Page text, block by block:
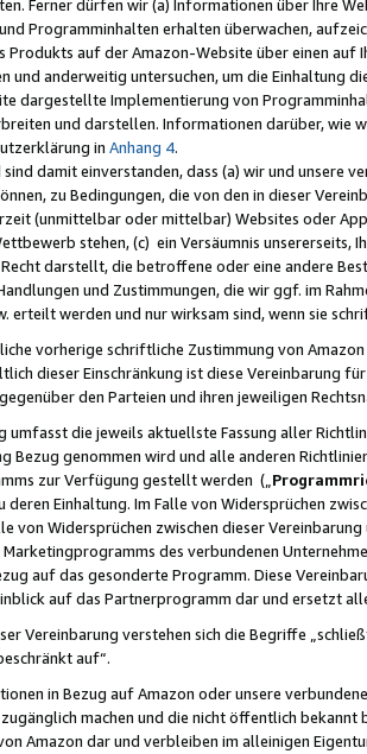
Ferner dürfen wir (a) Informationen über Ihre
Programminhalten erhalten überwachen,
Produkts auf der Amazon-Website über einen
und anderweitig untersuchen, um die Einhaltung
dargestellte Implementierung von
und darstellen. Informationen darüber, wie
in Anhang 4.
sind damit einverstanden, dass (a) wir und
zu Bedingungen, die von den in dieser
(unmittelbar oder mittelbar) Websites oder
stehen, (c) ein Versäumnis unsererseits,
darstellt, die betroffene oder eine andere
und Zustimmungen, die wir ggf. im
erteilt werden und nur wirksam sind, wenn sie
vorherige schriftliche Zustimmung von
dieser Einschränkung ist diese Vereinbarung
den Parteien und ihren jeweiligen
umfasst die jeweils aktuellste Fassung aller
Bezug genommen wird und alle anderen
zur Verfügung gestellt werden („
deren Einhaltung. Im Falle von Widersprüchen
von Widersprüchen zwischen dieser
des verbundenen
auf das gesonderte Programm. Diese
auf das Partnerprogramm dar und ersetzt
Vereinbarung verstehen sich die Begriffe
auf“.
in Bezug auf Amazon oder unsere
machen und die nicht öffentlich
Amazon dar und verbleiben im alleinigen